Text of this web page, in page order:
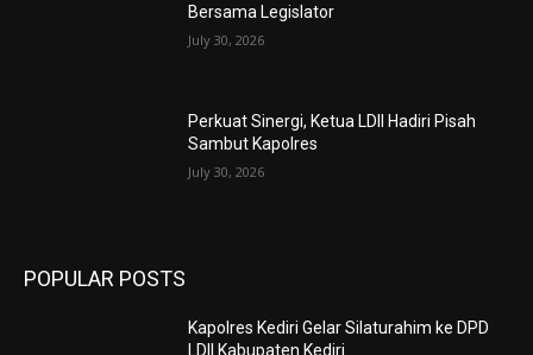
Bersama Legislator
July 30, 2026
Perkuat Sinergi, Ketua LDII Hadiri Pisah
Sambut Kapolres
July 30, 2026
POPULAR POSTS
Kapolres Kediri Gelar Silaturahim ke DPD
LDII Kabupaten Kediri